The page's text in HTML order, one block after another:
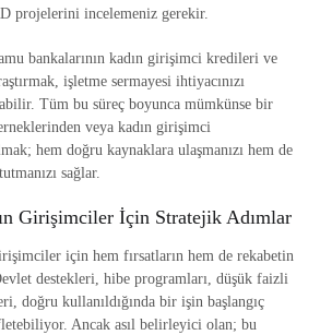
projelerini incelemeniz gerekir.
bankalarının kadın girişimci kredileri ve
işletme sermayesi ihtiyacınızı
Tüm bu süreç boyunca mümkünse bir
veya kadın girişimci
hem doğru kaynaklara ulaşmanızı hem de
sağlar.
Girişimciler İçin Stratejik Adımlar
için hem fırsatların hem de rekabetin
destekleri, hibe programları, düşük faizli
doğru kullanıldığında bir işin başlangıç
Ancak asıl belirleyici olan; bu